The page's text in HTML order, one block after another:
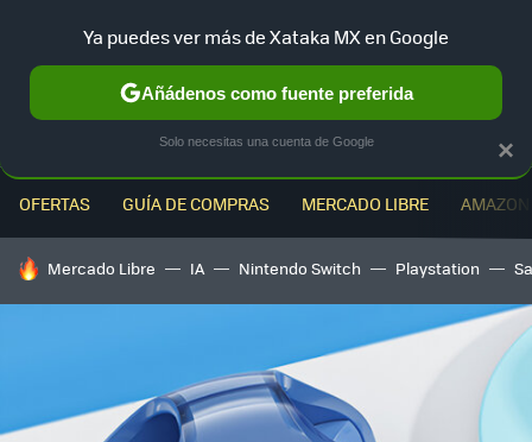
OFERTAS GUÍA DE COMPRAS MERCADO LIBRE
HOY SE HABLA DE
Mercado Libre IA Nintendo Switch Playstation
×
Ya puedes ver más de Xataka MX en Google
Añádenos como fuente preferida
Solo necesitas una cuenta de Google